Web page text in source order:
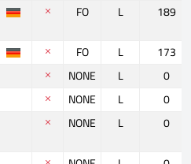
FO L
189
FO L
173
NONE L
0
NONE L
0
NONE L
0